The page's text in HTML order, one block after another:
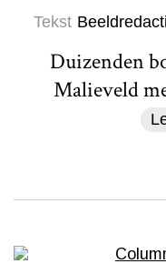
Tekst
Duizenden
Malieveld